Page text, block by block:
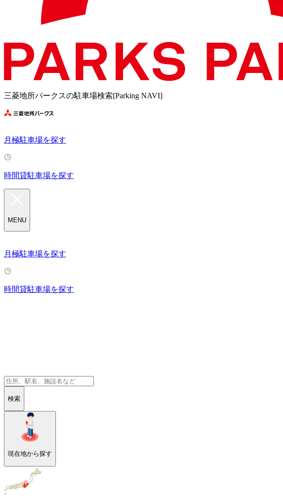
三菱地所パークスの駐車場検索[Parking NAVI]
月極駐車場を探す
時間貸駐車場を探す
MENU
月極駐車場を探す
時間貸駐車場を探す
検索
現在地から探す